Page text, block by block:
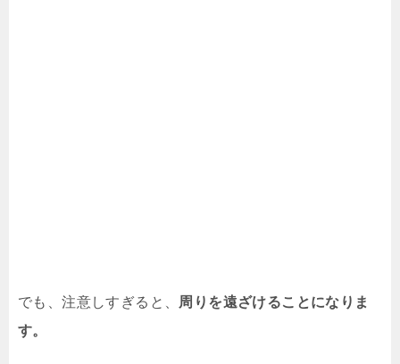
でも、注意しすぎると、 周りを遠ざけることになりま
す。